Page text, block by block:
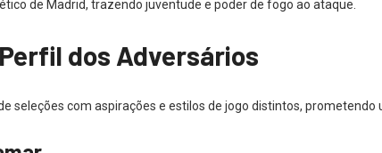
de Madrid, trazendo juventude e poder de fogo ao ataque.
dos Adversários
seleções com aspirações e estilos de jogo distintos, prometendo